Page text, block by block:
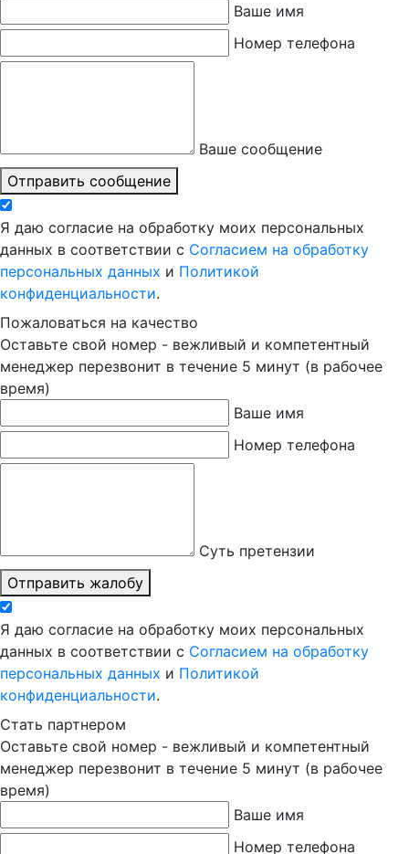
Ваше имя
Номер телефона
Ваше сообщение
Отправить сообщение
Я даю согласие на обработку моих персональных
данных в соответствии с Согласием на обработку
персональных данных и Политикой
конфиденциальности.
Пожаловаться на качество
Оставьте свой номер - вежливый и компетентный
менеджер перезвонит в течение 5 минут (в рабочее
время)
Ваше имя
Номер телефона
Суть претензии
Отправить жалобу
Я даю согласие на обработку моих персональных
данных в соответствии с Согласием на обработку
персональных данных и Политикой
конфиденциальности.
Стать партнером
Оставьте свой номер - вежливый и компетентный
менеджер перезвонит в течение 5 минут (в рабочее
время)
Ваше имя
Номер телефона